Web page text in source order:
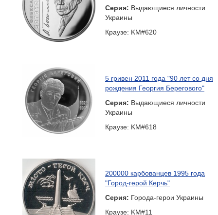
Серия: Выдающиеся личности
Украины
Краузе: KM#620
5 гривен 2011 года "90 лет со дня
рождения Георгия Берегового"
Серия: Выдающиеся личности
Украины
Краузе: KM#618
200000 карбованцев 1995 года
"Город-герой Керчь"
Серия: Города-герои Украины
Краузе: KM#11